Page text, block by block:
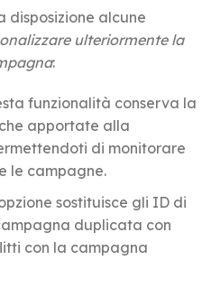
disposizione alcune
ulteriormente la
:
funzionalità conserva la
apportate alla
di monitorare
le campagne.
sostituisce gli ID di
duplicata con
con la campagna